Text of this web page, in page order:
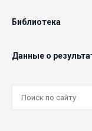
Библиотека
Данные о